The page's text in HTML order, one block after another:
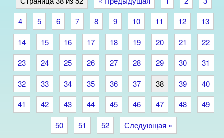
4
5 6 7 8 9 10 11 12
13
14
15 16 17 18 19 20 21
22
23
24 25 26 27 28 29 30
31
32
33 34 35 36 37 38 39
40
41
42 43 44 45 46 47 48
49
50
51 52 Следующая »